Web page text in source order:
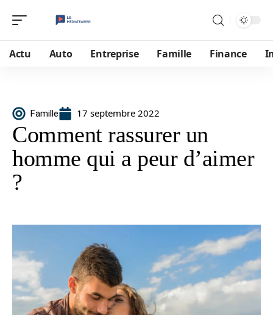
Actu Auto Entreprise Famille Finance
Famille 17 septembre 2022
Comment rassurer un
homme qui a peur d’aimer
?